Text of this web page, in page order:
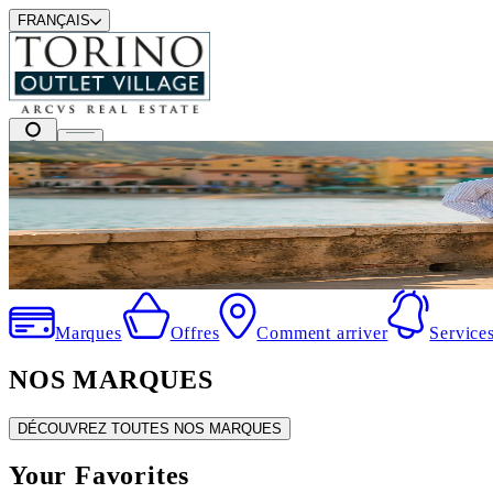
FRANÇAIS
Les meilleures marques à prix outlet
.
Marques Offres Comment arriver
NOS MARQUES
DÉCOUVREZ TOUTES NOS MARQUES
Your Favorites